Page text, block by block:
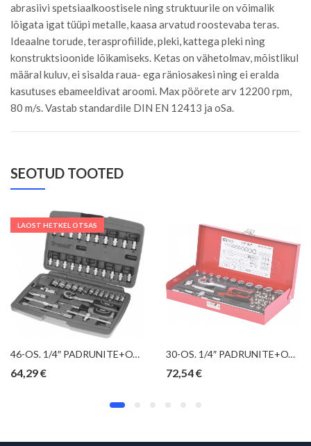
abrasiivi spetsiaalkoostisele ning struktuurile on võimalik
lõigata igat tüüpi metalle, kaasa arvatud roostevaba teras.
Ideaalne torude, terasprofiilide, pleki, kattega pleki ning
konstruktsioonide lõikamiseks. Ketas on vähetolmav, mõistlikul
määral kuluv, ei sisalda raua- ega räniosakesi ning ei eralda
kasutuses ebameeldivat aroomi. Max pöörete arv 12200 rpm,
80 m/s. Vastab standardile DIN EN 12413 ja oSa.
SEOTUD TOOTED
LAOST HETKEL OTSAS
46-OS. 1/4″ PADRUNITE+OTSIKUTE KOMPLEKT 4-14MM TRIUMF
64,29€
30-OS. 1/4″ PADRUNITE+OTSIKUTE KOMPL. 4-14MM KS TOOLS
72,54€